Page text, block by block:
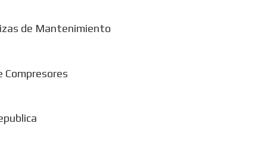
de Mantenimiento
Compresores